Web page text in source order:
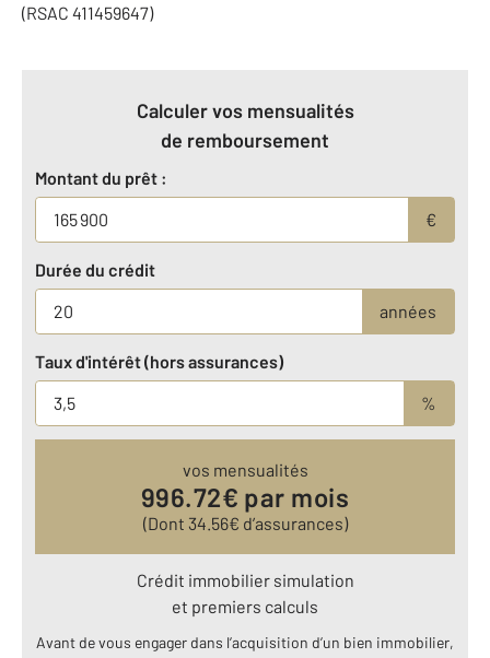
(RSAC 411459647)
Calculer vos mensualités
de remboursement
Montant du prêt :
€
Durée du crédit
années
Taux d'intérêt (hors assurances)
%
vos mensualités
996.72€ par mois
(Dont 34.56€ d’assurances)
Crédit immobilier simulation
et premiers calculs
Avant de vous engager dans l’acquisition d’un bien immobilier,